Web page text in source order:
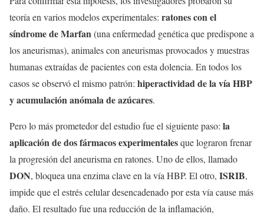
teoría en varios modelos experimentales: ratones con el
síndrome de Marfan(una enfermedad genética que predispone a
los aneurismas), animales con aneurismas provocados y muestras
humanas extraídas de pacientes con esta dolencia. En todos los
casos se observó el mismo patrón: hiperactividad de la vía HBP
y acumulación anómala de azúcares.
Pero lo más prometedor del estudio fue el siguiente paso: la
aplicación de dos fármacos experimentalesque lograron frenar
la progresión del aneurisma en ratones. Uno de ellos, llamado
DON, bloquea una enzima clave en la vía HBP. El otro, ISRIB,
impide que el estrés celular desencadenado por esta vía cause más
daño. El resultado fue una reducción de la inflamación,